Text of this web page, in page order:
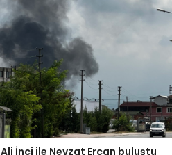
Ali İnci ile Nevzat Ercan buluştu